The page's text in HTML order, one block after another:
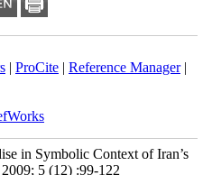
|ProCite|Reference Manager
in Symbolic Context of Iran’s
2009; 5 (12) :99-122